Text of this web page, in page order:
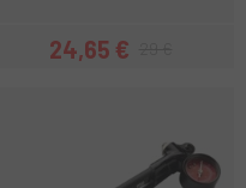
Precio
24,65 €Precio regular